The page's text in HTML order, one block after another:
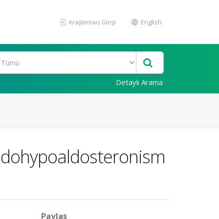
Araştırmacı Girişi English
Detaylı Arama
Paylaş